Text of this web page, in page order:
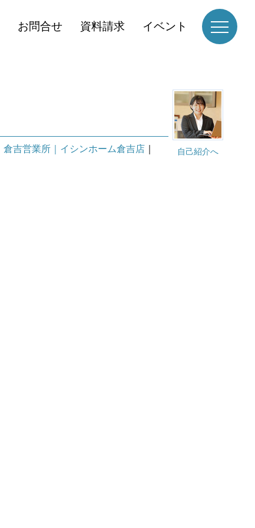
お問合せ 資料請求 イベント
自己紹介へ
倉吉営業所｜イシンホーム倉吉店